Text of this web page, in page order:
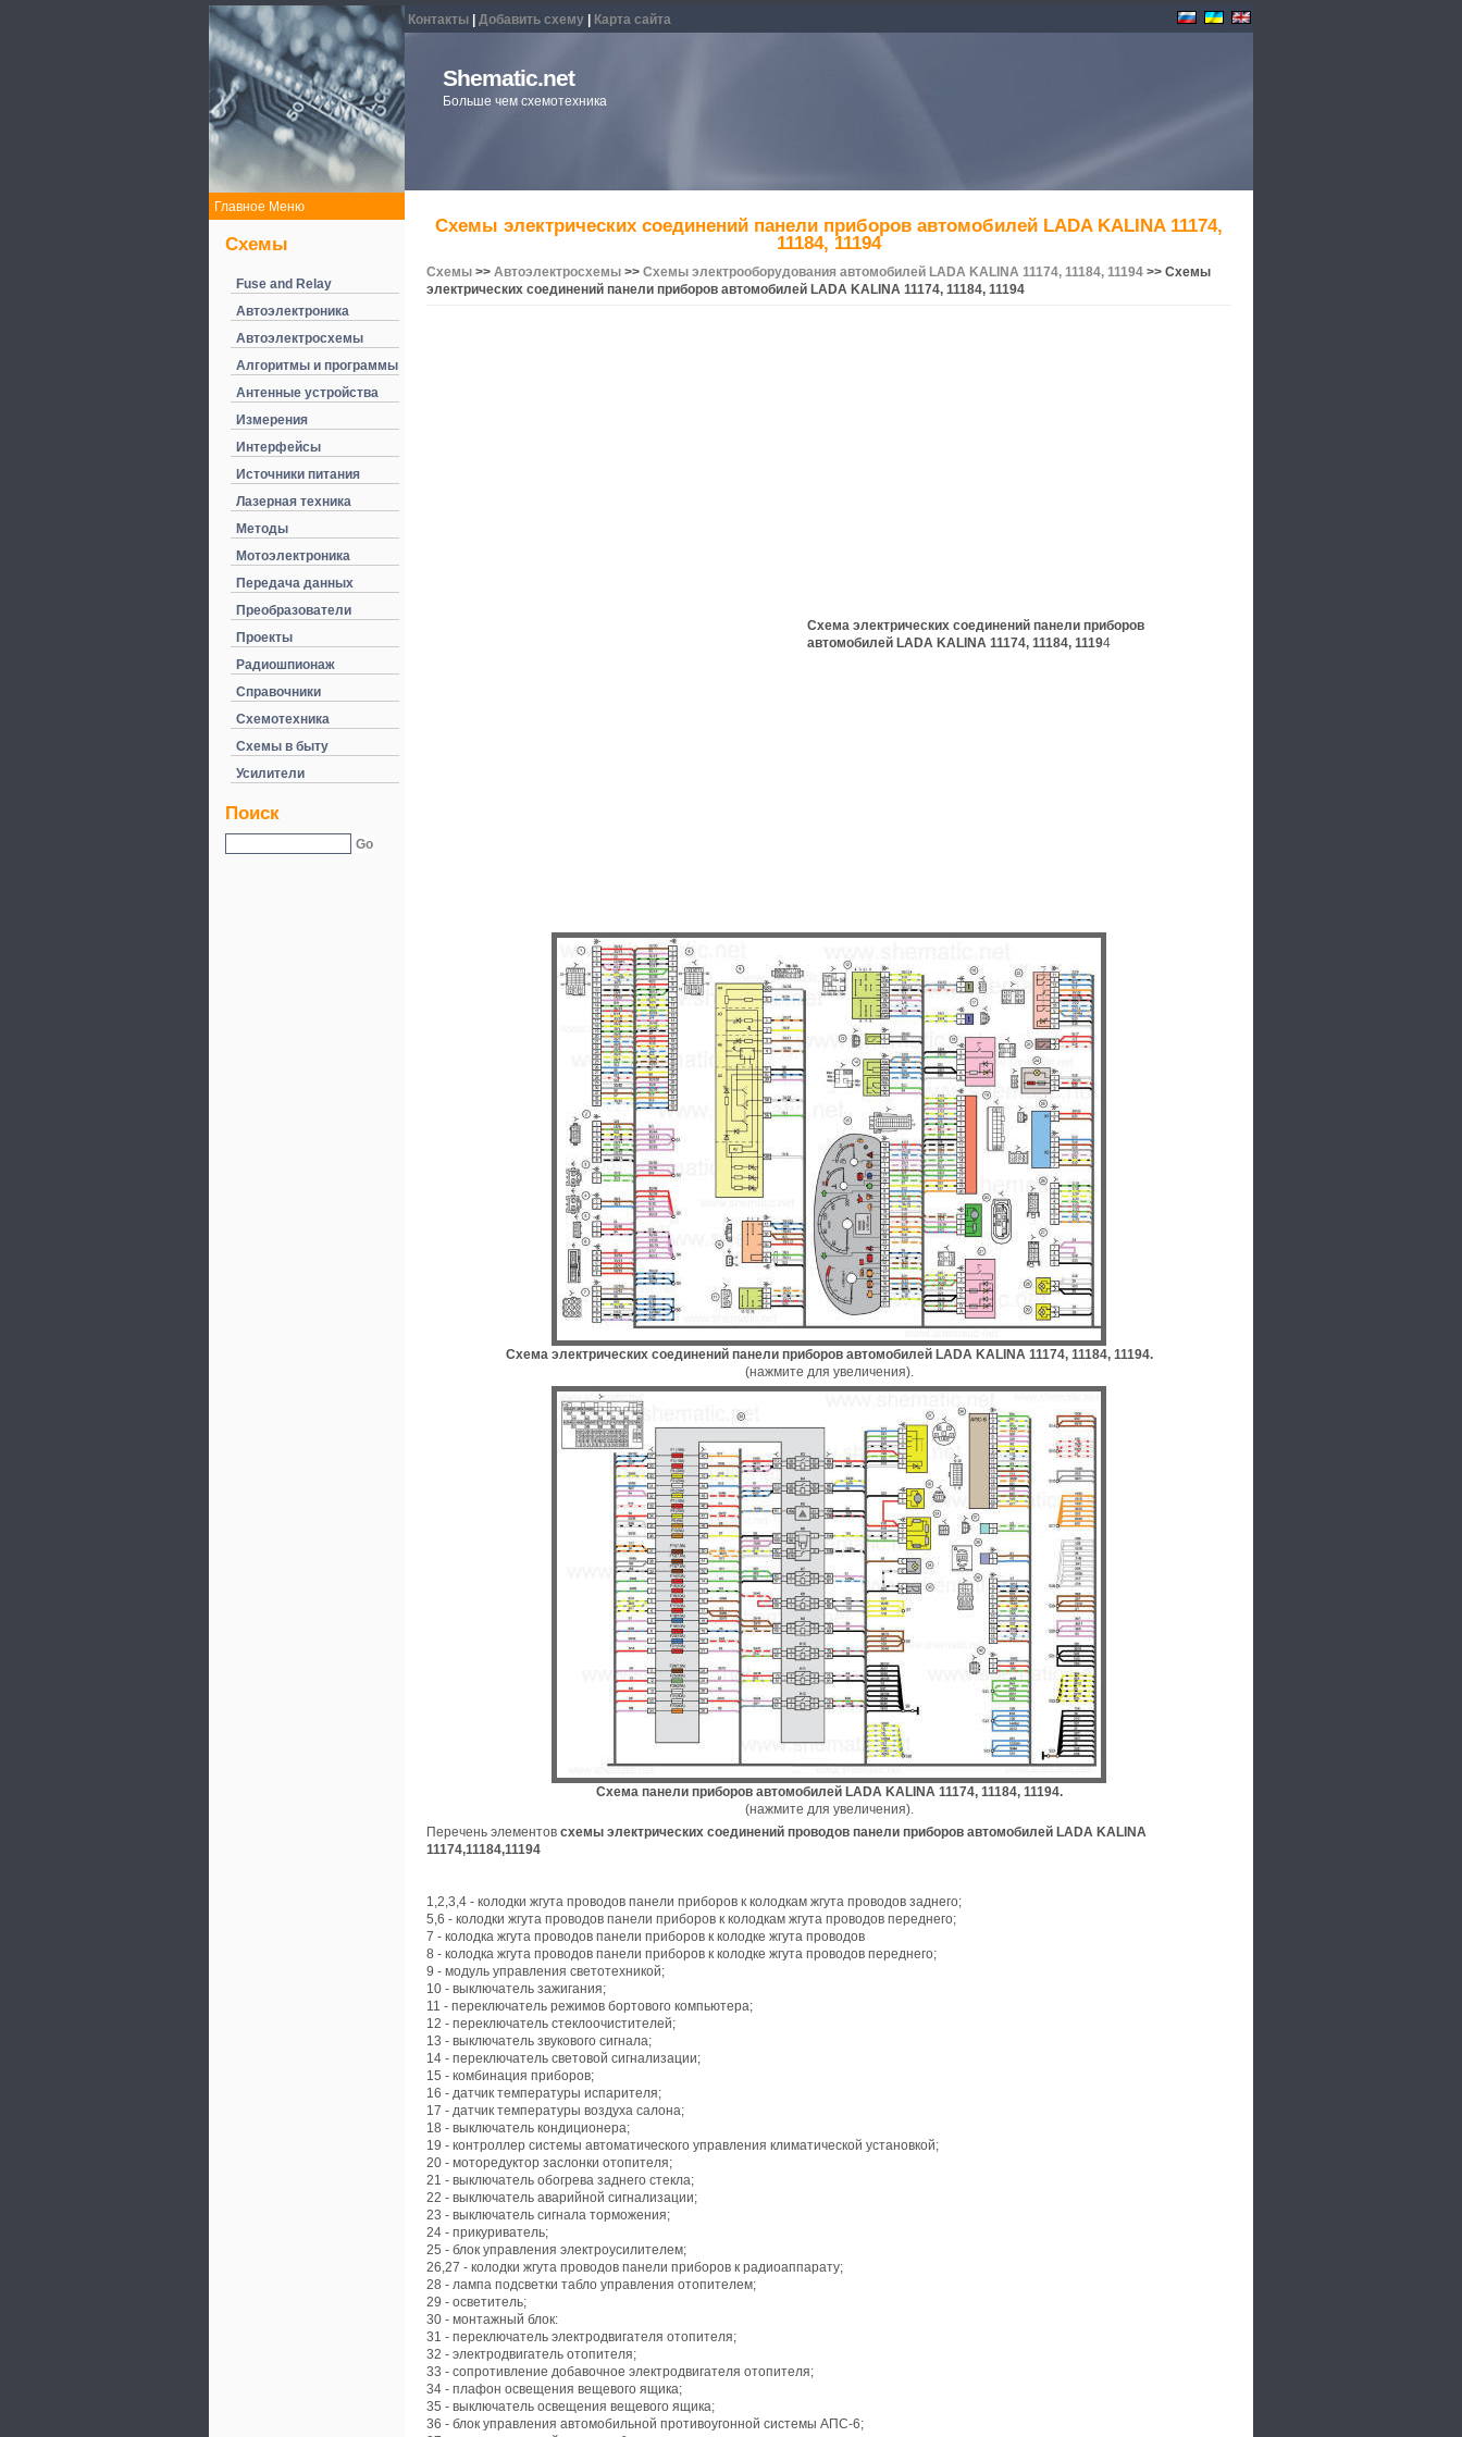
Главное Меню
Схемы
Fuse and Relay
Автоэлектроника
Автоэлектросхемы
Алгоритмы и программы
Антенные устройства
Измерения
Интерфейсы
Источники питания
Лазерная техника
Методы
Мотоэлектроника
Передача данных
Преобразователи
Проекты
Радиошпионаж
Справочники
Схемотехника
Схемы в быту
Усилители
Поиск
Контакты Добавить схему Карта сайта
Shematic.net
Больше чем схемотехника
Схемы электрических соединений панели приборов автомобилей LADA KALINA 11174,
11184, 11194
Схемы >> Автоэлектросхемы >> Схемы электрооборудования автомобилей LADA KALINA 11174, 11184, 11194 >> Схемы
электрических соединений панели приборов автомобилей LADA KALINA 11174, 11184, 11194
Схема электрических соединений панели приборов
автомобилей LADA KALINA 11174, 11184, 11194
Схема электрических соединений панели приборов автомобилей LADA KALINA 11174, 11184, 11194.
(нажмите для увеличения).
Схема панели приборов автомобилей LADA KALINA 11174, 11184, 11194.
(нажмите для увеличения).
Перечень элементов схемы электрических соединений проводов панели приборов автомобилей LADA KALINA
11174,11184,11194
1,2,3,4 - колодки жгута проводов панели приборов к колодкам жгута проводов заднего;
5,6 - колодки жгута проводов панели приборов к колодкам жгута проводов переднего;
7 - колодка жгута проводов панели приборов к колодке жгута проводов
8 - колодка жгута проводов панели приборов к колодке жгута проводов переднего;
9 - модуль управления светотехникой;
10 - выключатель зажигания;
11 - переключатель режимов бортового компьютера;
12 - переключатель стеклоочистителей;
13 - выключатель звукового сигнала;
14 - переключатель световой сигнализации;
15 - комбинация приборов;
16 - датчик температуры испарителя;
17 - датчик температуры воздуха салона;
18 - выключатель кондиционера;
19 - контроллер системы автоматического управления климатической установкой;
20 - моторедуктор заслонки отопителя;
21 - выключатель обогрева заднего стекла;
22 - выключатель аварийной сигнализации;
23 - выключатель сигнала торможения;
24 - прикуриватель;
25 - блок управления электроусилителем;
26,27 - колодки жгута проводов панели приборов к радиоаппарату;
28 - лампа подсветки табло управления отопителем;
29 - осветитель;
30 - монтажный блок:
31 - переключатель электродвигателя отопителя;
32 - электродвигатель отопителя;
33 - сопротивление добавочное электродвигателя отопителя;
34 - плафон освещения вещевого ящика;
35 - выключатель освещения вещевого ящика;
36 - блок управления автомобильной противоугонной системы АПС-6;